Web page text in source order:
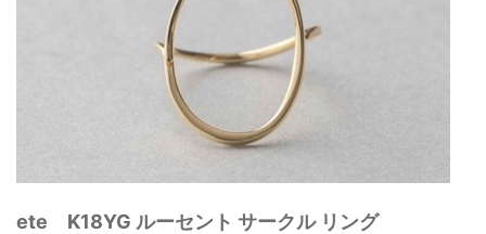
ete K18YG ルーセント サークル リング